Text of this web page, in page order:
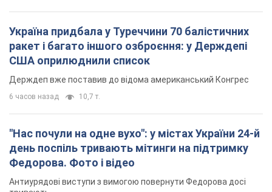
Україна придбала у Туреччини 70 балістичних
ракет і багато іншого озброєння: у Держдепі
США оприлюднили список
Держдеп вже поставив до відома американський Конгрес
6 часов назад 10,7 т.
"Нас почули на одне вухо": у містах України 24-й
день поспіль тривають мітинги на підтримку
Федорова. Фото і відео
Антиурядові виступи з вимогою повернути Федорова досі